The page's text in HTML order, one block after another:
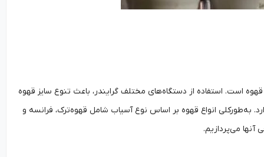
است. استفاده از دستگاه‌های مختلف گرایندر، باعث تنوع سایز قهوه
به‌طورکلی انواع قهوه بر اساس نوع آسیاب شامل قهوه‌ترک، فرانسه و
می‌پردازیم.